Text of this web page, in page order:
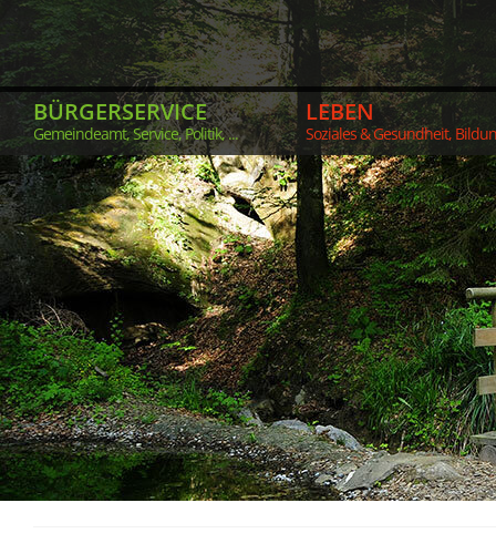
BÜRGERSERVICE
Gemeindeamt, Service, Politik, ...
LEBEN
Soziales & Gesundheit,